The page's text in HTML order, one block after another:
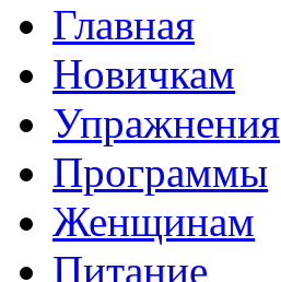
Главная
Новичкам
Упражнения
Программы
Женщинам
Питание